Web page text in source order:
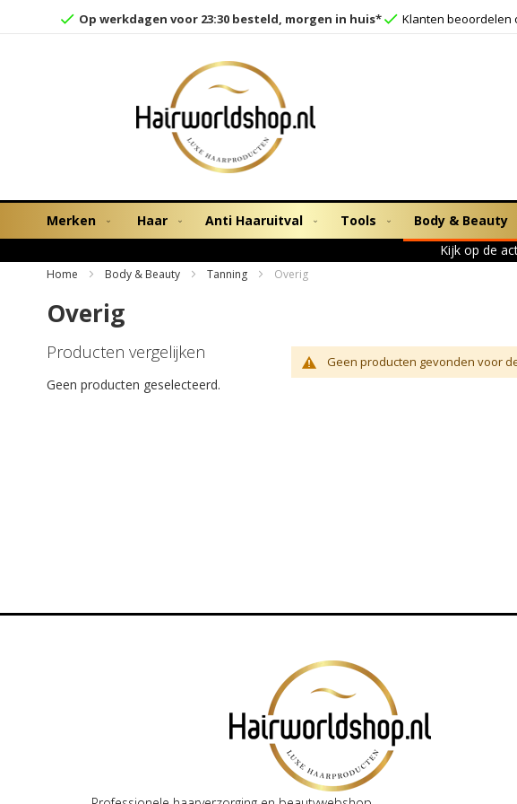
Op werkdagen voor 23:30 besteld, morgen in huis* Klanten beoordelen
Merken Haar Anti Haaruitval Tools Body & Beauty
Kijk op de
Home Body & Beauty Tanning Overig
Overig
Geen producten gevonden voor
Producten vergelijken
Geen producten geselecteerd.